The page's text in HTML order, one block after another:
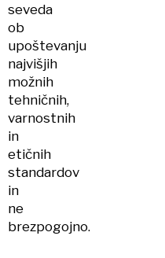
seveda
ob
upoštevanju
najvišjih
možnih
tehničnih,
varnostnih
in
etičnih
standardov
in
ne
brezpogojno.